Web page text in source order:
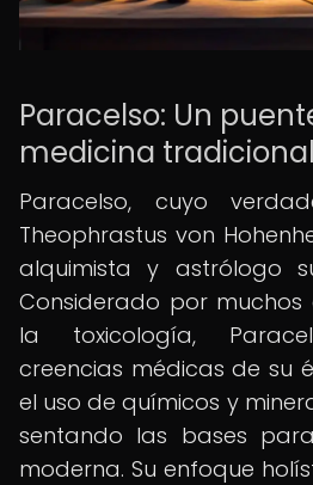
Paracelso: Un
medicina
Paracelso, cuyo
Theophrastus von
alquimista y astrólogo
Considerado por
la toxicología,
creencias médicas de su
el uso de químicos y
sentando las bases
moderna. Su enfoque